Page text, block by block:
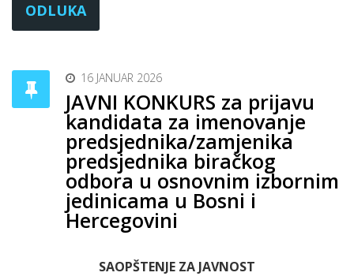
ODLUKA
16 JANUAR 2026
JAVNI KONKURS za prijavu
kandidata za imenovanje
predsjednika/zamjenika
predsjednika biračkog
odbora u osnovnim izbornim
jedinicama u Bosni i
Hercegovini
SAOPŠTENJE ZA JAVNOST